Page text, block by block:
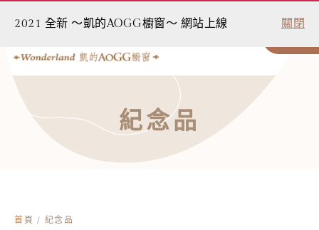
2021 全新 ～凱的AOGG櫥窗～ 網站上線 關閉
紀念品
首頁 / 紀念品